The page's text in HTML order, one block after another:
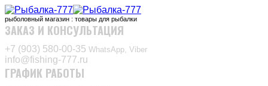
рыболовный магазин : товары для рыбалки
ЗАКАЗ И КОНСУЛЬТАЦИЯ
+7 (903) 580-00-35‬ WhatsApp, Viber
info@fishing-777.ru
ГРАФИК РАБОТЫ